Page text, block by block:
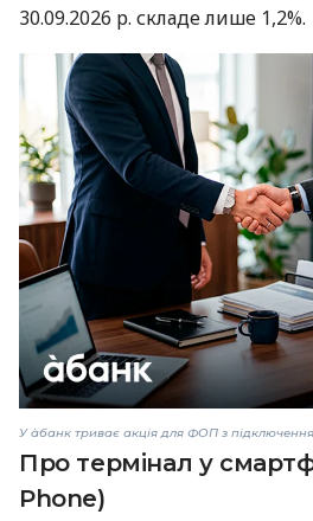
30.09.2026 р. складе лише 1,2%.
У àбанк триває акція для ФОП з
Про термінал у
Phone)